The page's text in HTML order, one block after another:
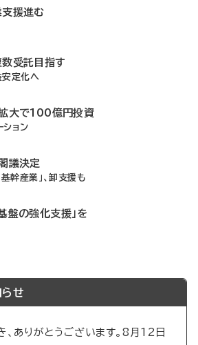
援進む
受託目指す
安定化へ
大で100億円投資
ション
議決定
幹産業」、卸支援も
盤の強化支援」を
せ
ありがとうございます。8月12日